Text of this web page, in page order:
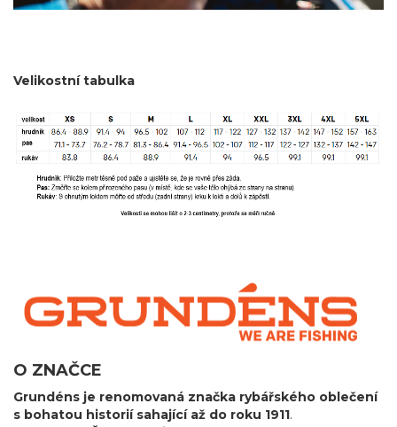
Velikostní tabulka
O ZNAČCE
Grundéns je renomovaná značka rybářského oblečení
s bohatou historií sahající až do roku 1911.